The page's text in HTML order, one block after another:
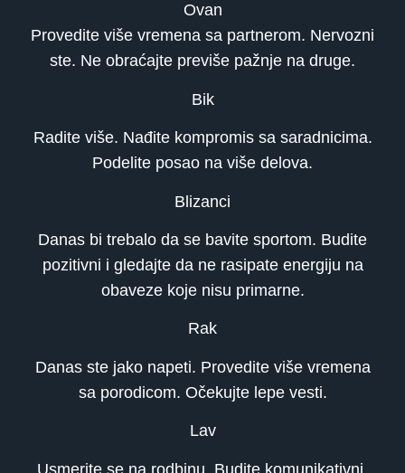
Ovan
Provedite više vremena sa partnerom. Nervozni
ste. Ne obraćajte previše pažnje na druge.
Bik
Radite više. Nađite kompromis sa saradnicima.
Podelite posao na više delova.
Blizanci
Danas bi trebalo da se bavite sportom. Budite
pozitivni i gledajte da ne rasipate energiju na
obaveze koje nisu primarne.
Rak
Danas ste jako napeti. Provedite više vremena
sa porodicom. Očekujte lepe vesti.
Lav
Usmerite se na rodbinu. Budite komunikativni.